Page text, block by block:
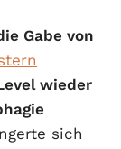
Gabe von
wieder
sich